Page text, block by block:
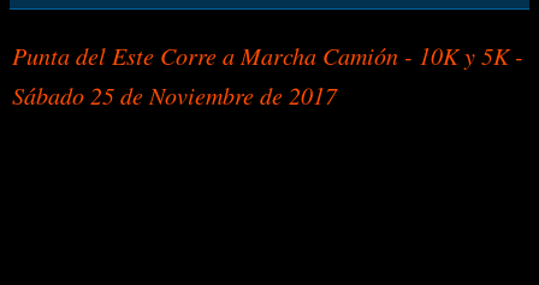
Punta del Este Corre a Marcha Camión - 10K y 5K -
Sábado 25 de Noviembre de 2017